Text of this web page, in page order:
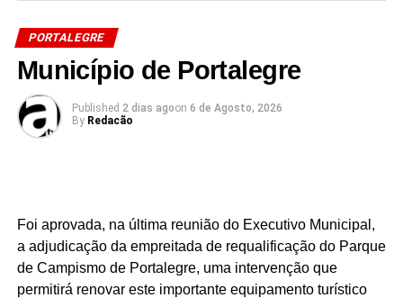
Município de Portalegre
PORTALEGRE
Município de Portalegre
Published 2 dias agoon 6 de Agosto, 2026
By Redacão
Foi aprovada, na última reunião do Executivo Municipal,
a adjudicação da empreitada de requalificação do Parque
de Campismo de Portalegre, uma intervenção que
permitirá renovar este importante equipamento turístico